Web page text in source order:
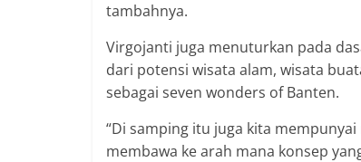
tambahnya.
Virgojanti juga menuturkan pada
dari potensi wisata alam, wisata
sebagai seven wonders of Banten.
“Di samping itu juga kita
membawa ke arah mana konsep